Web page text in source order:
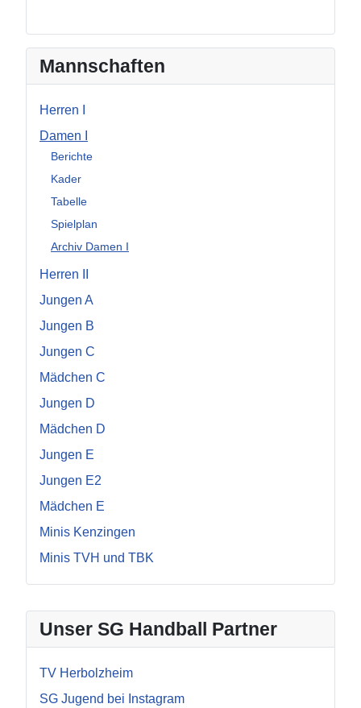
Unser SG Handball Partner
TV Herbolzheim
SG Jugend bei Instagram
Mannschaften
Herren I
Damen I
Berichte
Kader
Tabelle
Spielplan
Archiv Damen I
Herren II
Jungen A
Jungen B
Jungen C
Mädchen C
Jungen D
Mädchen D
Jungen E
Jungen E2
Mädchen E
Minis Kenzingen
Minis TVH und TBK